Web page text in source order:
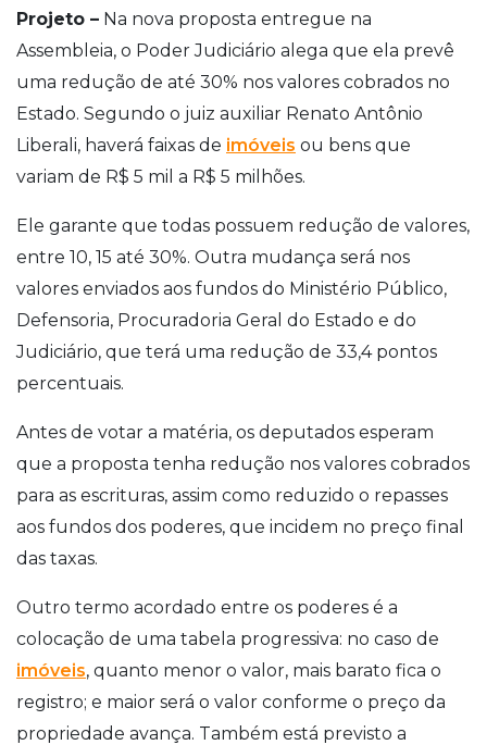
Projeto – Na nova proposta entregue na
Assembleia, o Poder Judiciário alega que ela prevê
uma redução de até 30% nos valores cobrados no
Estado. Segundo o juiz auxiliar Renato Antônio
Liberali, haverá faixas de imóveis ou bens que
variam de R$ 5 mil a R$ 5 milhões.
Ele garante que todas possuem redução de valores,
entre 10, 15 até 30%. Outra mudança será nos
valores enviados aos fundos do Ministério Público,
Defensoria, Procuradoria Geral do Estado e do
Judiciário, que terá uma redução de 33,4 pontos
percentuais.
Antes de votar a matéria, os deputados esperam
que a proposta tenha redução nos valores cobrados
para as escrituras, assim como reduzido o repasses
aos fundos dos poderes, que incidem no preço final
das taxas.
Outro termo acordado entre os poderes é a
colocação de uma tabela progressiva: no caso de
imóveis, quanto menor o valor, mais barato fica o
registro; e maior será o valor conforme o preço da
propriedade avança. Também está previsto a